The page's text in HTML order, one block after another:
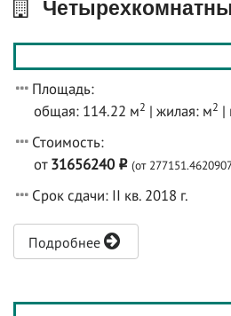
Площадь:
общая: 114.22 м2 | жилая: м2 |
Стоимость:
от31656240 o (от
Срок сдачи: II кв. 2018 г.
Подробнее